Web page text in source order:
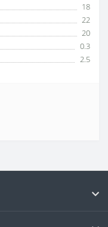
18
22
20
0.3
2.5